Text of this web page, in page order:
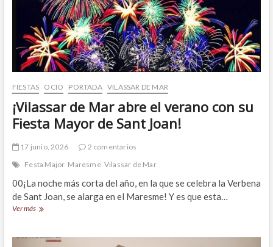
FIESTAS OCIO PORTADA VILASSAR DE MAR
¡Vilassar de Mar abre el verano con su
Fiesta Mayor de Sant Joan!
17 junio, 2026
2 comentarios
Festa Major Maresme Vilassar de Mar
00¡La noche más corta del año, en la que se celebra la Verbena
de Sant Joan, se alarga en el Maresme! Y es que esta…
Ver más¡Vilassar
abre